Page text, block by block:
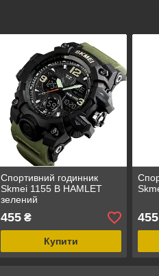
Спортивний годинник
Skmei 1155 B HAMLET
зелений
455₴
Купити
455